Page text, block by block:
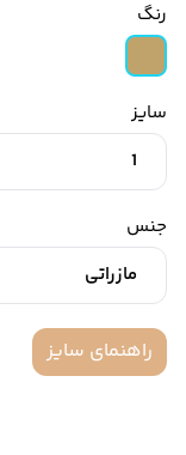
رنگ
سایز
1
جنس
مازراتی
راهنمای سایز